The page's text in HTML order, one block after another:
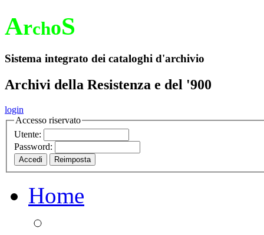
ArchoS
Sistema integrato dei cataloghi d'archivio
Archivi della Resistenza e del '900
login
Accesso riservato
Utente:
Password:
Home